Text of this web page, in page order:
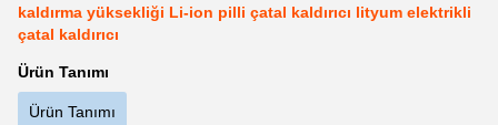
kaldırma yüksekliği Li-ion pilli çatal kaldırıcı lityum elektrikli
çatal kaldırıcı
Ürün Tanımı
Ürün Tanımı